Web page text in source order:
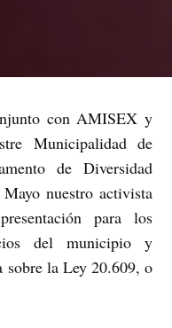
con AMISEX y
Municipalidad de
de Diversidad
nuestro activista
para los
del municipio y
sobre la Ley 20.609, o